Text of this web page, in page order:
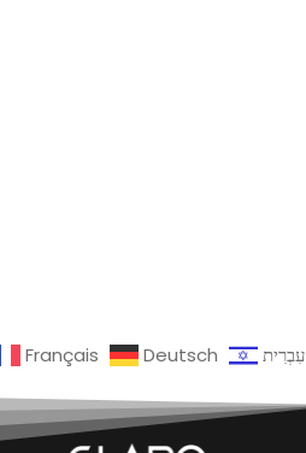
Français Deutsch עִבְרִית